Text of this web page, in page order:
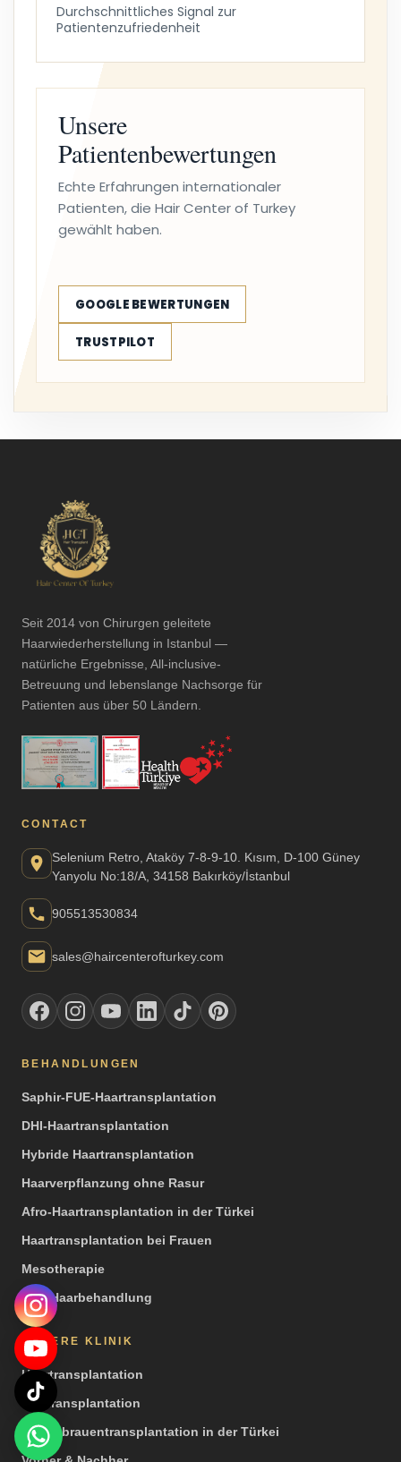
Durchschnittliches Signal zur
Patientenzufriedenheit
Unsere
Patientenbewertungen
Echte Erfahrungen internationaler
Patienten, die Hair Center of Turkey
gewählt haben.
GOOGLE BEWERTUNGEN
TRUSTPILOT
Seit 2014 von Chirurgen geleitete
Haarwiederherstellung in Istanbul —
natürliche Ergebnisse, All-inclusive-
Betreuung und lebenslange Nachsorge für
Patienten aus über 50 Ländern.
CONTACT
Selenium Retro, Ataköy 7-8-9-10. Kısım, D-100 Güney
Yanyolu No:18/A, 34158 Bakırköy/İstanbul
905513530834
sales@haircenterofturkey.com
BEHANDLUNGEN
Saphir-FUE-Haartransplantation
DHI-Haartransplantation
Hybride Haartransplantation
Haarverpflanzung ohne Rasur
Afro-Haartransplantation in der Türkei
Haartransplantation bei Frauen
Mesotherapie
PRP Haarbehandlung
UNSERE KLINIK
Haartransplantation
Barttransplantation
Augenbrauentransplantation in der Türkei